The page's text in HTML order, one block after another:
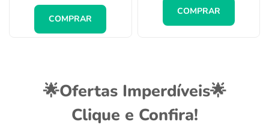
COMPRAR
COMPRAR
🌟Ofertas Imperdíveis🌟
Clique e Confira!